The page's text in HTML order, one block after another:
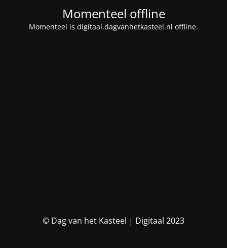
Momenteel offline
Momenteel is digitaal.dagvanhetkasteel.nl offline.
© Dag van het Kasteel | Digitaal 2023